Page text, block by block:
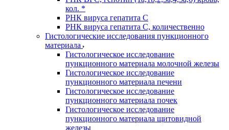
кол. *
РНК вируса гепатита C
РНК вируса гепатита C, количественно
Гистологические исследования пункционного
материала
Гистологическое исследование
пункционного материала молочной железы
Гистологическое исследование
пункционного материала печени
Гистологическое исследование
пункционного материала почек
Гистологическое исследование
пункционного материала щитовидной
железы